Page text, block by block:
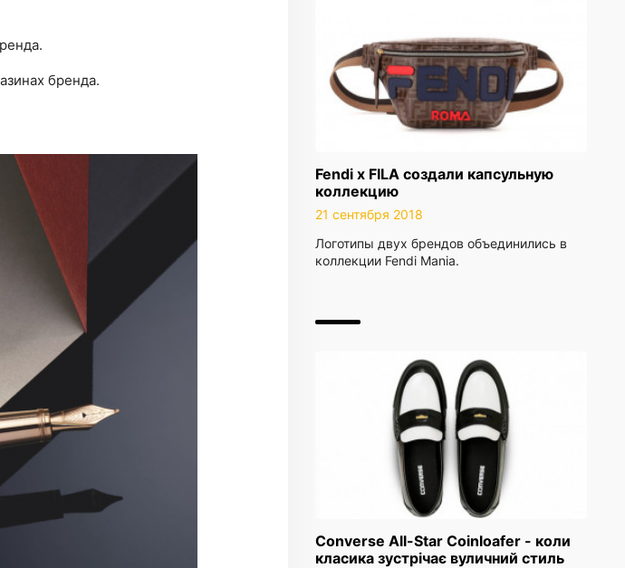
Fendi x FILA создали капсульную
коллекцию
21 сентября 2018
Логотипы двух брендов объединились в
коллекции Fendi Mania.
Converse All-Star Coinloafer - коли
класика зустрічає вуличний стиль
бренда.